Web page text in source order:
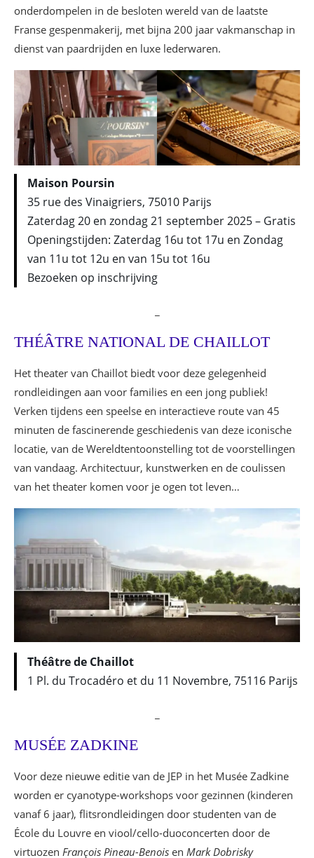
onderdompelen in de besloten wereld van de laatste
Franse gespenmakerij, met bijna 200 jaar vakmanschap in
dienst van paardrijden en luxe lederwaren.
Maison Poursin
35 rue des Vinaigriers, 75010 Parijs
Zaterdag 20 en zondag 21 september 2025 – Gratis
Openingstijden: Zaterdag 16u tot 17u en Zondag
van 11u tot 12u en van 15u tot 16u
Bezoeken op inschrijving
THÉÂTRE NATIONAL DE CHAILLOT
Het theater van Chaillot biedt voor deze gelegenheid
rondleidingen aan voor families en een jong publiek!
Verken tijdens een speelse en interactieve route van 45
minuten de fascinerende geschiedenis van deze iconische
locatie, van de Wereldtentoonstelling tot de voorstellingen
van vandaag. Architectuur, kunstwerken en de coulissen
van het theater komen voor je ogen tot leven…
Théâtre de Chaillot
1 Pl. du Trocadéro et du 11 Novembre, 75116 Parijs
MUSÉE ZADKINE
Voor deze nieuwe editie van de JEP in het Musée Zadkine
worden er cyanotype-workshops voor gezinnen (kinderen
vanaf 6 jaar), flitsrondleidingen door studenten van de
École du Louvre en viool/cello-duoconcerten door de
virtuozen François Pineau-Benois en Mark Dobrisky